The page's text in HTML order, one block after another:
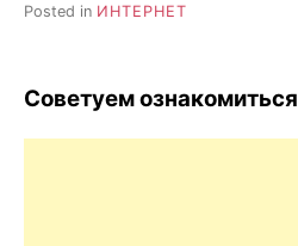
Posted in ИНТЕРНЕТ
Советуем ознакомиться